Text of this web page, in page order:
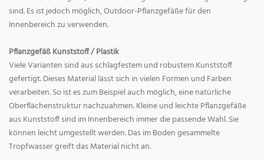
sind. Es ist jedoch möglich, Outdoor-Pflanzgefäße für den
Innenbereich zu verwenden.
Pflanzgefäß Kunststoff / Plastik
Viele Varianten sind aus schlagfestem und robustem Kunststoff
gefertigt. Dieses Material lässt sich in vielen Formen und Farben
verarbeiten. So ist es zum Beispiel auch möglich, eine natürliche
Oberflächenstruktur nachzuahmen. Kleine und leichte Pflanzgefäße
aus Kunststoff sind im Innenbereich immer die passende Wahl. Sie
können leicht umgestellt werden. Das im Boden gesammelte
Tropfwasser greift das Material nicht an.